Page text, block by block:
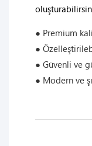
● Premium
●
● Güvenli ve
● Modern ve